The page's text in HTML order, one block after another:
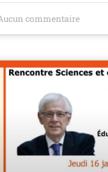
commentaire